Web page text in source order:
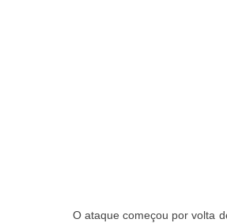
O ataque começou por volta